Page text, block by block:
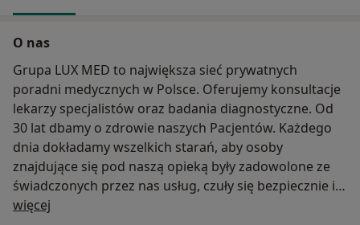
O nas
Grupa LUX MED to największa sieć prywatnych
poradni medycznych w Polsce. Oferujemy konsultacje
lekarzy specjalistów oraz badania diagnostyczne. Od
30 lat dbamy o zdrowie naszych Pacjentów. Każdego
dnia dokładamy wszelkich starań, aby osoby
znajdujące się pod naszą opieką były zadowolone ze
świadczonych przez nas usług, czuły się bezpiecznie i
wiedziały, że mogą liczyć na pomoc i poradę
więcej